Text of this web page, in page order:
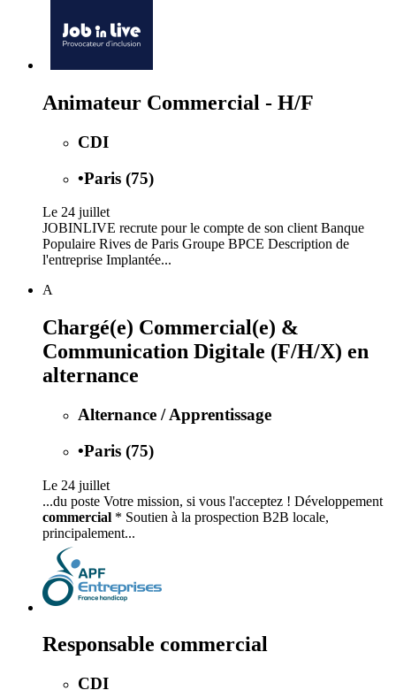
Animateur Commercial - H/F
CDI
•Paris (75)
Le 24 juillet
JOBINLIVE recrute pour le compte de son client Banque
Populaire Rives de Paris Groupe BPCE Description de
l'entreprise Implantée...
A
Chargé(e) Commercial(e) &
Communication Digitale (F/H/X) en
alternance
Alternance / Apprentissage
•Paris (75)
Le 24 juillet
...du poste Votre mission, si vous l'acceptez ! Développement
commercial * Soutien à la prospection B2B locale,
principalement...
Responsable commercial
CDI